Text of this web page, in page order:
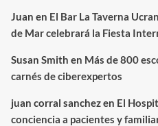
Juan en El Bar La Taverna
de Mar celebrará la Fiesta
Susan Smith en Más de 800
carnés de ciberexpertos
juan corral sanchezen El
conciencia a pacientes y